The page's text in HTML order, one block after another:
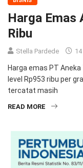
Harga Emas
Ribu
Stella Pardede
Harga emas PT
level Rp953 ribu per
tercatat masih
READ MORE